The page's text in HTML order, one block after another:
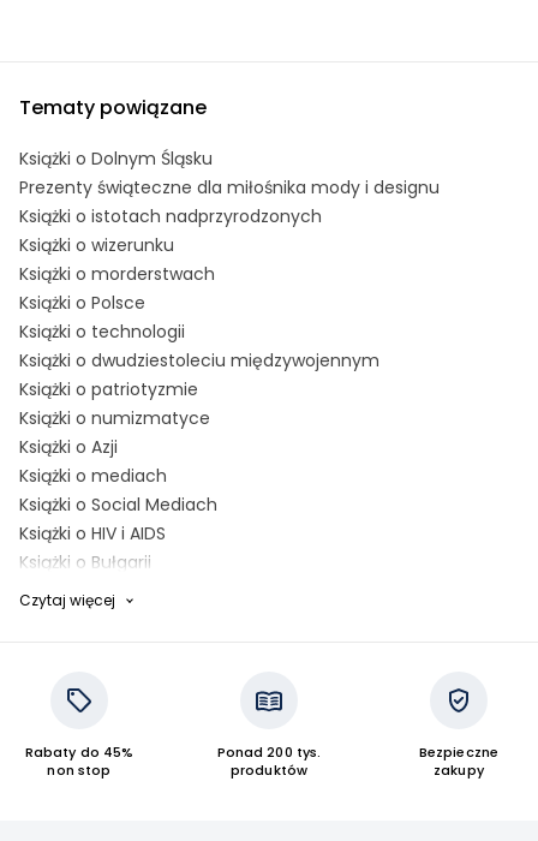
Tematy powiązane
Książki o Dolnym Śląsku
Prezenty świąteczne dla miłośnika mody i designu
Książki o istotach nadprzyrodzonych
Książki o wizerunku
Książki o morderstwach
Książki o Polsce
Książki o technologii
Książki o dwudziestoleciu międzywojennym
Książki o patriotyzmie
Książki o numizmatyce
Książki o Azji
Książki o mediach
Książki o Social Mediach
Książki o HIV i AIDS
Książki o Bułgarii
Książki o samurajach
Książki o architekturze
Książki o modzie
Czytaj więcej
Rabaty do 45%
non stop
Ponad 200 tys.
produktów
Bezpieczne
zakupy